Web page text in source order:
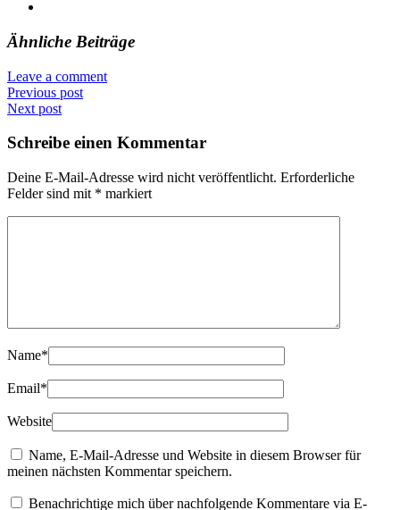
Ähnliche Beiträge
Leave a comment
Previous post
Next post
Schreibe einen Kommentar
Deine E-Mail-Adresse wird nicht veröffentlicht. Erforderliche
Felder sind mit * markiert
Name*
Email*
Website
Name, E-Mail-Adresse und Website in diesem Browser für
meinen nächsten Kommentar speichern.
Benachrichtige mich über nachfolgende Kommentare via E-